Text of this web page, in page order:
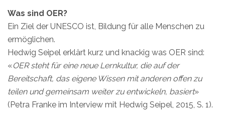
Was sind OER?
Ein Ziel der UNESCO ist, Bildung für alle Menschen zu
ermöglichen.
Hedwig Seipel erklärt kurz und knackig was OER sind:
«OER steht für eine neue Lernkultur, die auf der
Bereitschaft, das eigene Wissen mit anderen offen zu
teilen und gemeinsam weiter zu entwickeln, basiert»
(Petra Franke im Interview mit Hedwig Seipel, 2015, S. 1).